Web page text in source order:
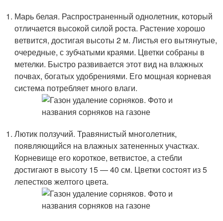
Марь белая. Распространенный однолетник, который
отличается высокой силой роста. Растение хорошо
ветвится, достигая высоты 2 м. Листья его вытянутые,
очередные, с зубчатыми краями. Цветки собраны в
метелки. Быстро развивается этот вид на влажных
почвах, богатых удобрениями. Его мощная корневая
система потребляет много влаги.
Лютик ползучий. Травянистый многолетник,
появляющийся на влажных затененных участках.
Корневище его короткое, ветвистое, а стебли
достигают в высоту 15 — 40 см. Цветки состоят из 5
лепестков желтого цвета.